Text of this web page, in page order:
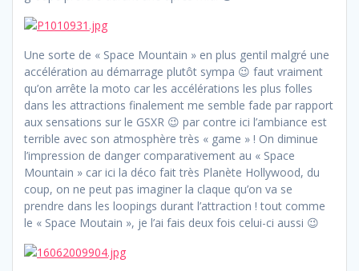
Une sorte de « Space Mountain » en plus gentil malgré une
accélération au démarrage plutôt sympa 😉 faut vraiment
qu’on arrête la moto car les accélérations les plus folles
dans les attractions finalement me semble fade par rapport
aux sensations sur le GSXR 😉 par contre ici l’ambiance est
terrible avec son atmosphère très « game » ! On diminue
l’impression de danger comparativement au « Space
Mountain » car ici la déco fait très Planète Hollywood, du
coup, on ne peut pas imaginer la claque qu’on va se
prendre dans les loopings durant l’attraction ! tout comme
le « Space Moutain », je l’ai fais deux fois celui-ci aussi 😉